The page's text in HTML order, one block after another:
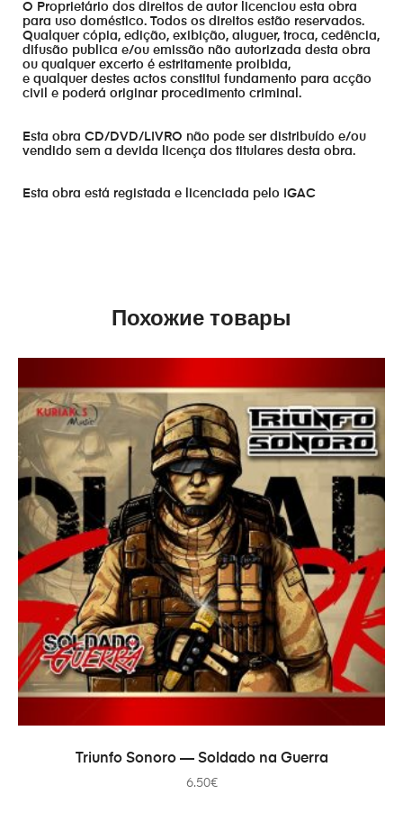
O Proprietário dos direitos de autor licenciou esta obra
para uso doméstico. Todos os direitos estão reservados.
Qualquer cópia, edição, exibição, aluguer, troca, cedência,
difusão publica e/ou emissão não autorizada desta obra
ou qualquer excerto é estritamente proibida,
e qualquer destes actos constitui fundamento para acção
civil e poderá originar procedimento criminal.
Esta obra CD/DVD/LIVRO não pode ser distribuído e/ou
vendido sem a devida licença dos titulares desta obra.
Esta obra está registada e licenciada pelo IGAC
Похожие товары
В КОРЗИНУ
Triunfo Sonoro — Soldado na Guerra
6.50€